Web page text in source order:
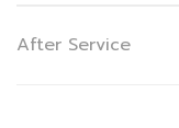
After Service